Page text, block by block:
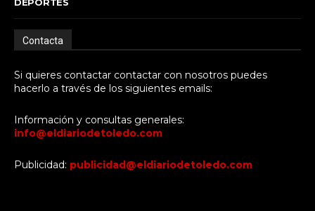
DEPORTES
Contacta
Si quieres contactar contactar con nosotros puedes
hacerlo a través de los siguientes emails:
Información y consultas generales:
info@eldiariodetoledo.com
Publicidad: publicidad@eldiariodetoledo.com